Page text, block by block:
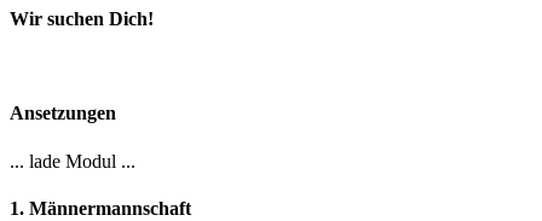
Wir suchen Dich!
Ansetzungen
... lade Modul ...
1. Männermannschaft